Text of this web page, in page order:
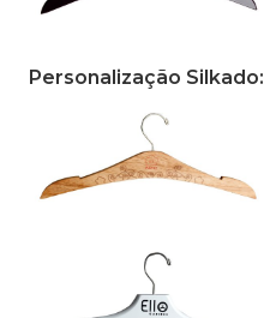
Personalização Silkado: